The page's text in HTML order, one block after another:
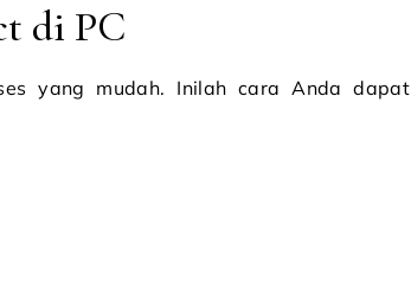
di PC
yang mudah. Inilah cara Anda dapat